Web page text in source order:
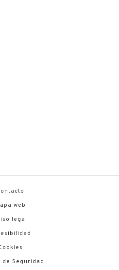
web
legal
de Seguridad